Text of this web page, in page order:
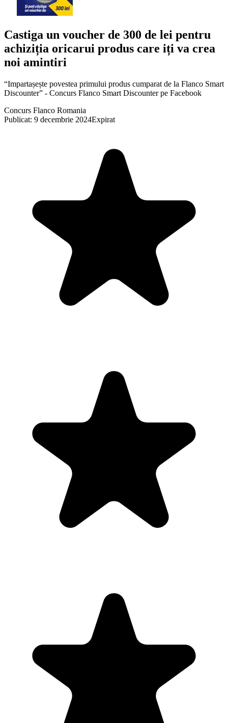
Castiga un voucher de 300 de lei pentru
achiziția oricarui produs care iți va crea
noi amintiri
“Impartașește povestea primului produs cumparat de la Flanco Smart
Discounter” - Concurs Flanco Smart Discounter pe Facebook
Concurs Flanco Romania
Publicat: 9 decembrie 2024Expirat